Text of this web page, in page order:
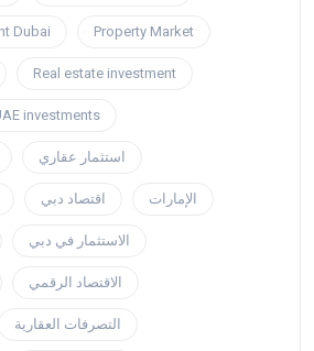
Dubai Property Market
Real estate investment
investments
استثمار عقاري
اقتصاد دبي الإمارات
الاستثمار في دبي
الاقتصاد الرقمي
التصرفات العقارية